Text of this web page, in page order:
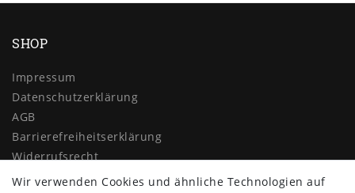
SHOP
Impressum
Daten­schutz­erklärung
AGB
Barrierefreiheitserklärung
Widerrufs­recht
Vertrag widerrufen
Wir verwenden Cookies und ähnliche Technologien auf